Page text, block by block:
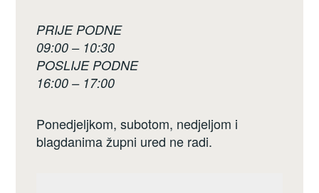
PRIJE PODNE
09:00 – 10:30
POSLIJE PODNE
16:00 – 17:00
Ponedjeljkom, subotom, nedjeljom i
blagdanima župni ured ne radi.